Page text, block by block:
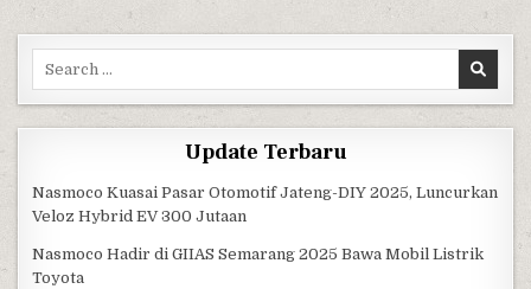
Search for:
Update Terbaru
Nasmoco Kuasai Pasar Otomotif Jateng-DIY 2025, Luncurkan
Veloz Hybrid EV 300 Jutaan
Nasmoco Hadir di GIIAS Semarang 2025 Bawa Mobil Listrik
Toyota